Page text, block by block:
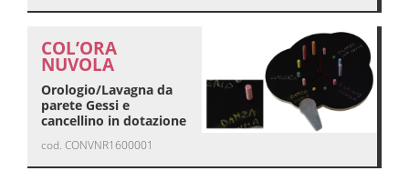
COL’ORA
NUVOLA
Orologio/Lavagna da
parete Gessi e
cancellino in dotazione
cod. CONVNR1600001